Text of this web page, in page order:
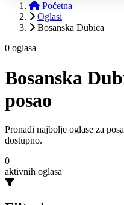
Početna
Oglasi
Bosanska Dubica
0 oglasa
Bosanska
posao
Pronađi najbolje oglase za
dostupno.
0
aktivnih oglasa